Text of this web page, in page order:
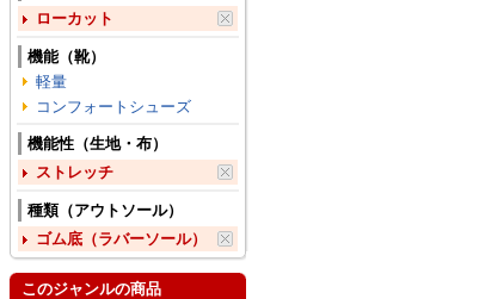
ローカット
機能（靴）
軽量
コンフォートシューズ
機能性（生地・布）
ストレッチ
種類（アウトソール）
ゴム底（ラバーソール）
このジャンルの商品